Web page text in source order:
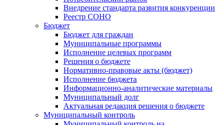
Внедрение стандарта развития конкуренции
Реестр СОНО
Бюджет
Бюджет для граждан
Муниципальные программы
Исполнение целевых программ
Решения о бюджете
Нормативно-правовые акты (бюджет)
Исполнение бюджета
Информационно-аналитические материалы
Муниципальный долг
Актуальная редакция решения о бюджете
Муниципальный контроль